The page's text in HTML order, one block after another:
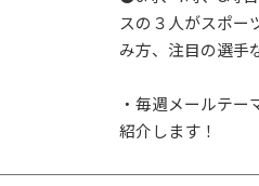
スの３人がスポー
み方、注目の選手
・毎週メールテ
紹介します！